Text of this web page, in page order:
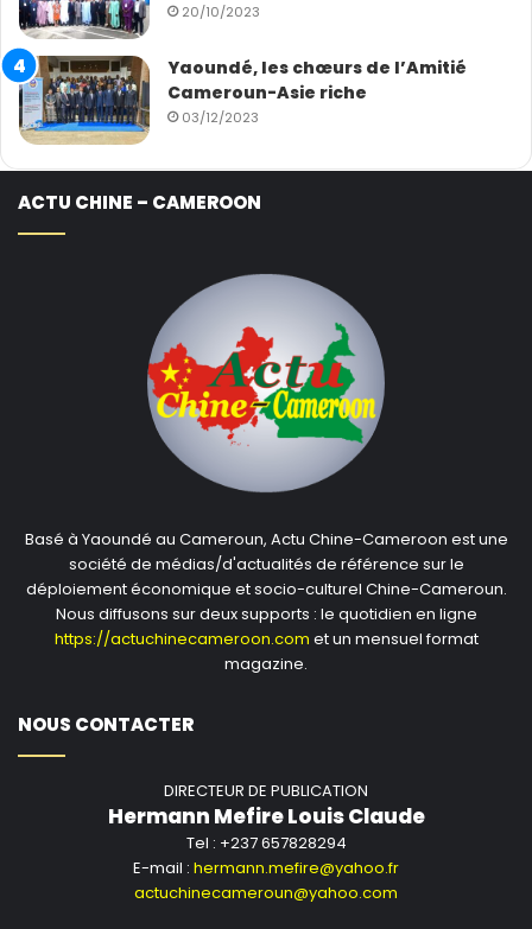
20/10/2023
Yaoundé, les chœurs de l’Amitié
Cameroun-Asie riche
03/12/2023
ACTU CHINE – CAMEROON
Basé à Yaoundé au Cameroun, Actu Chine-Cameroon est une
société de médias/d'actualités de référence sur le
déploiement économique et socio-culturel Chine-Cameroun.
Nous diffusons sur deux supports : le quotidien en ligne
https://actuchinecameroon.com et un mensuel format
magazine.
NOUS CONTACTER
DIRECTEUR DE PUBLICATION
Hermann Mefire Louis Claude
Tel : +237 657828294
E-mail : hermann.mefire@yahoo.fr
actuchinecameroun@yahoo.com